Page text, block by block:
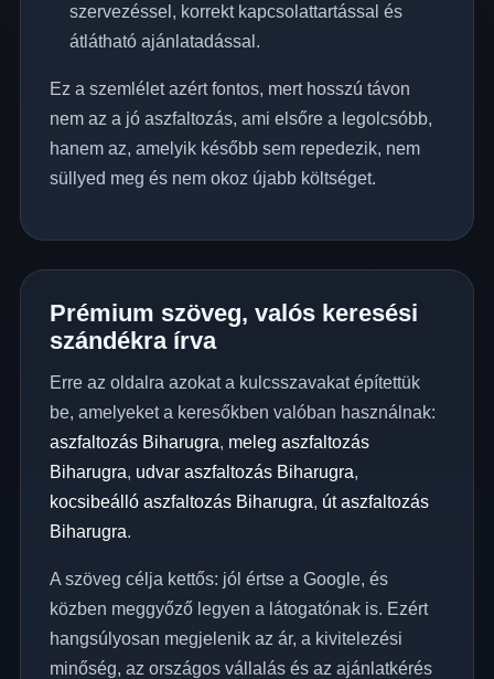
szervezéssel, korrekt kapcsolattartással és
átlátható ajánlatadással.
Ez a szemlélet azért fontos, mert hosszú távon
nem az a jó aszfaltozás, ami elsőre a legolcsóbb,
hanem az, amelyik később sem repedezik, nem
süllyed meg és nem okoz újabb költséget.
Prémium szöveg, valós keresési
szándékra írva
Erre az oldalra azokat a kulcsszavakat építettük
be, amelyeket a keresőkben valóban használnak:
aszfaltozás Biharugra, meleg aszfaltozás
Biharugra, udvar aszfaltozás Biharugra,
kocsibeálló aszfaltozás Biharugra, út aszfaltozás
Biharugra.
A szöveg célja kettős: jól értse a Google, és
közben meggyőző legyen a látogatónak is. Ezért
hangsúlyosan megjelenik az ár, a kivitelezési
minőség, az országos vállalás és az ajánlatkérés